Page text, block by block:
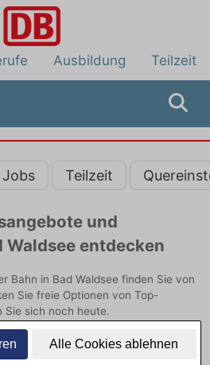
Alle Cookies ablehnen
Ausbildung Teilzeit
Jobs Teilzeit
und
Waldsee entdecken
Bahn in Bad Waldsee finden Sie von
Sie freie Optionen von Top-
Sie sich noch heute.
bei der Bahn: